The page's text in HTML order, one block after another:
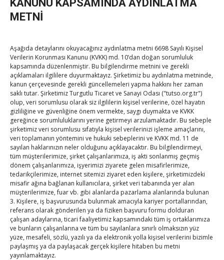
KANUNU KAPSAMINDA AYDINLATMA
METNİ
Aşağıda detaylarını okuyacağınız aydınlatma metni 6698 Sayılı Kişisel
Verilerin Korunması Kanunu (KVKK) md. 10’dan doğan sorumluluk
kapsamında düzenlenmiştir. Bu bilgilendirme metnini ve gerekli
açıklamaları ilgililere duyurmaktayız. Şirketimiz bu aydınlatma metninde,
kanun çerçevesinde gerekli güncellemeleri yapma hakkını her zaman
saklı tutar. Şirketimiz Turgutlu Ticaret ve Sanayi Odası ("tutso.org.tr")
olup, veri sorumlusu olarak siz ilgililerin kişisel verilerine, özel hayatın
gizliliğine ve güvenliğine önem vermekte, saygı duymakta ve KVKK
gereğince sorumluluklarını yerine getirmeyi arzulamaktadır. Bu sebeple
şirketimiz veri sorumlusu sıfatıyla kişisel verilerinizi işleme amaçlarını,
veri toplamanın yöntemini ve hukuki sebeplerini ve KVKK md. 11 de
sayılan haklarınızın neler olduğunu açıklayacaktır. Bu bilgilendirmeyi,
tüm müşterilerimize, şirket çalışanlarımıza, iş akti sonlanmış geçmiş
dönem çalışanlarımıza, işyerimizi ziyarete gelen misafirlerimize,
tedarikçilerimize, internet sitemizi ziyaret eden kişilere, şirketimizdeki
misafir ağına bağlanan kullanıcılara, şirket veri tabanında yer alan
müşterilerimize, fuar vb. gibi alanlarda pazarlama alanlarında bulunan
3. Kişilere, iş başvurusunda bulunmak amacıyla kariyer portallarından,
referans olarak gönderilen ya da fiziken başvuru formu dolduran
çalışan adaylarına, ticari faaliyetimiz kapsamındaki tüm iş ortaklarımıza
ve bunların çalışanlarına ve tüm bu sayılanlara sınırlı olmaksızın yüz
yüze, mesafeli, sözlü, yazılı ya da elektronik yolla kişisel verilerini bizimle
paylaşmış ya da paylaşacak gerçek kişilere hitaben bu metni
yayınlamaktayız.
TOBB Son Yazılar
Kahramanmaraş Ticaret ve Sanayi Odası’nın yeni
binası hizmete açıldı
ByTUTSOon Ağu 5, 2026
Diren ailesine taziye ziyareti
ByTUTSOon Ağu 4, 2026
Hisarcıklıoğlu, Ardahan Üniversitesi Rektörü Prof. Dr.
Emiroğlu’nu kabul etti
ByTUTSOon Ağu 4, 2026
Hisarcıklıoğlu Muğla İl/İlçe Oda / Borsa Meclis Üyeleri
ile buluştu
ByTUTSOon Ağu 2, 2026